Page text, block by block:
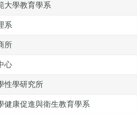
大學教育學系
系
所
心
性學研究所
健康促進與衛生教育學系